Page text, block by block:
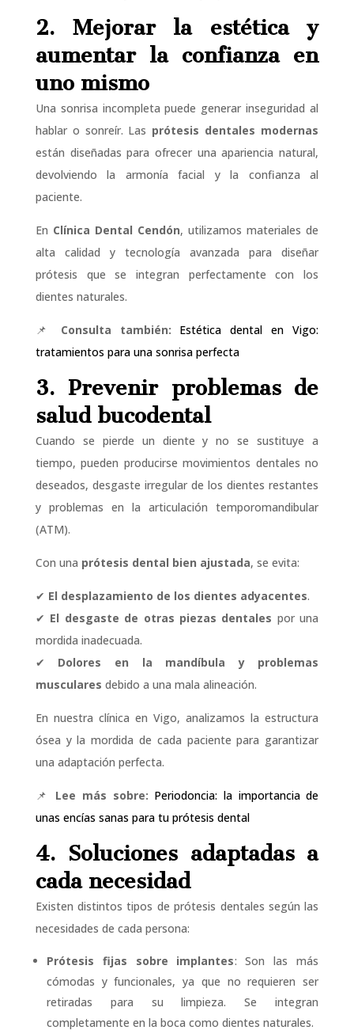
2. Mejorar la estética y
aumentar la confianza en
uno mismo
Una sonrisa incompleta puede generar inseguridad al
hablar o sonreír. Las prótesis dentales modernas
están diseñadas para ofrecer una apariencia natural,
devolviendo la armonía facial y la confianza al
paciente.
En Clínica Dental Cendón, utilizamos materiales de
alta calidad y tecnología avanzada para diseñar
prótesis que se integran perfectamente con los
dientes naturales.
📌 Consulta también:
Estética dental en Vigo:
tratamientos para una sonrisa perfecta
3. Prevenir problemas de
salud bucodental
Cuando se pierde un diente y no se sustituye a
tiempo, pueden producirse movimientos dentales no
deseados, desgaste irregular de los dientes restantes
y problemas en la articulación temporomandibular
(ATM).
Con una prótesis dental bien ajustada, se evita:
✔ El desplazamiento de los dientes adyacentes.
✔ El desgaste de otras piezas dentales por una
mordida inadecuada.
✔ Dolores en la mandíbula y problemas
musculares debido a una mala alineación.
En nuestra clínica en Vigo, analizamos la estructura
ósea y la mordida de cada paciente para garantizar
una adaptación perfecta.
📌 Lee más sobre: Periodoncia: la importancia de
unas encías sanas para tu prótesis dental
4. Soluciones adaptadas a
cada necesidad
Existen distintos tipos de prótesis dentales según las
necesidades de cada persona:
Prótesis fijas sobre implantes: Son las más
cómodas y funcionales, ya que no requieren ser
retiradas para su limpieza. Se integran
completamente en la boca como dientes naturales.